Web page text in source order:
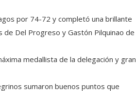
por 74-72 y completó una brillante
de Del Progreso y Gastón Pilquinao de
medallista de la delegación y gran
sumaron buenos puntos que